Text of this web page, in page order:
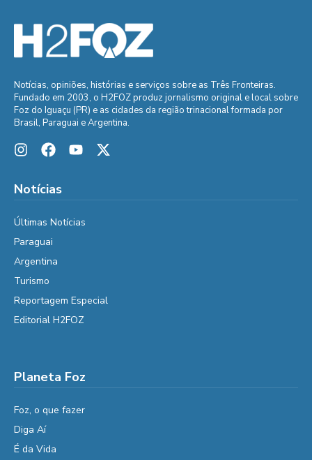
Notícias, opiniões, histórias e serviços sobre as Três Fronteiras.
Fundado em 2003, o H2FOZ produz jornalismo original e local sobre
Foz do Iguaçu (PR) e as cidades da região trinacional formada por
Brasil, Paraguai e Argentina.
Notícias
Últimas Notícias
Paraguai
Argentina
Turismo
Reportagem Especial
Editorial H2FOZ
Planeta Foz
Foz, o que fazer
Diga Aí
É da Vida